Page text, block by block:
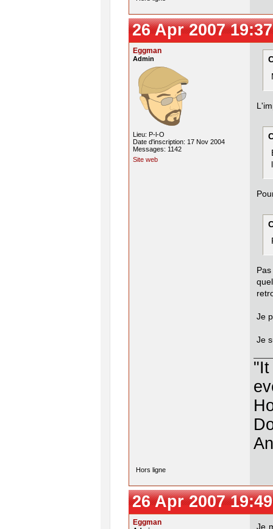
26 Apr 2007
Eggman
Admin
Lieu: P-l-O
Date d'inscription: 17 Nov 2004
Messages: 1142
Site web
Je
Je
"It
Hors ligne
26 Apr 2007
Eggman Je